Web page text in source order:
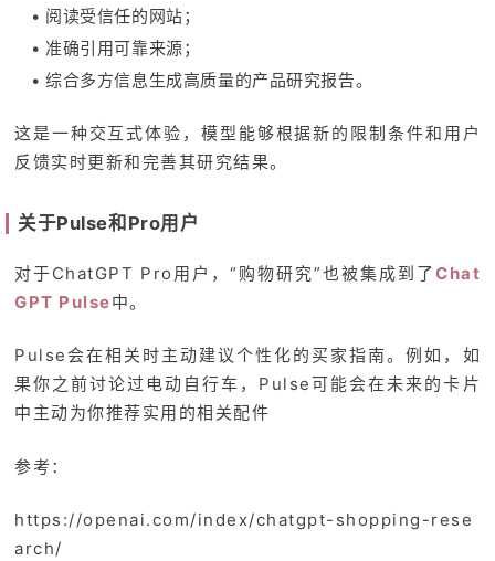
• 阅读受信任的网站；
• 准确引用可靠来源；
• 综合多方信息生成高质量的产品研究报告。
这是一种交互式体验，模型能够根据新的限制条件和用户
反馈实时更新和完善其研究结果。
关于Pulse和Pro用户
对于ChatGPT Pro用户，“购物研究”也被集成到了 Chat
GPT Pulse中。
Pulse会在相关时主动建议个性化的买家指南。例如，如
果你之前讨论过电动自行车，Pulse可能会在未来的卡片
中主动为你推荐实用的相关配件
参考：
https://openai.com/index/chatgpt-shopping-rese
arch/